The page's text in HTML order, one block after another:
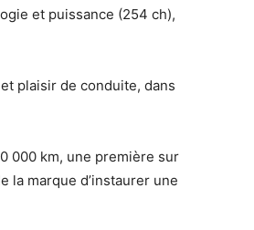
et puissance (254 ch),
plaisir de conduite, dans
000 km, une première sur
la marque d’instaurer une